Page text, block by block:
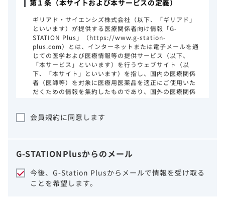
第１条（本サイトおよび本サービスの定義）
ギリアド・サイエンシズ株式会社（以下、「ギリアド」
といいます）が提供する医療関係者向け情報「G-
STATION Plus」（https://www.g-station-
plus.com）とは、インターネットまたは電子メールを通
じての医学および医療情報等の提供サービス（以下、
「本サービス」といいます）を行うウェブサイト（以
下、「本サイト」といいます）を指し、国内の医療関係
者（医師等）を対象に医療用医薬品を適正にご使用いた
だくための情報を集約したものであり、国外の医療関係
事項をご熟読いただき、同意された場合のみご利用くだ
ギリアドは、本サイトのコンテンツについて
細心の注意を払い、正確かつ最新の情報を提
供するように努力をしておりますが、正確
性、確実性、妥当性、有用性、ご利用になら
会員規約に同意します
G-STATIONPlusからのメール
今後、G-Station Plusからメールで情報を受け取る
ことを希望します。